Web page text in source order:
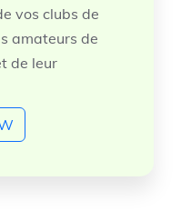
vos clubs de
amateurs de
de leur